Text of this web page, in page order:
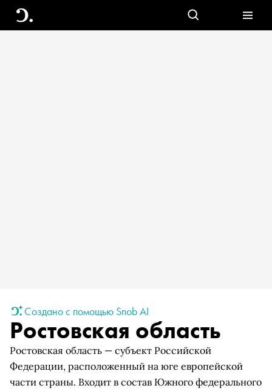
Создано с помощью Snob AI
Ростовская область
Ростовская область — субъект Российской
Федерации, расположенный на юге европейской
части страны. Входит в состав Южного федерального